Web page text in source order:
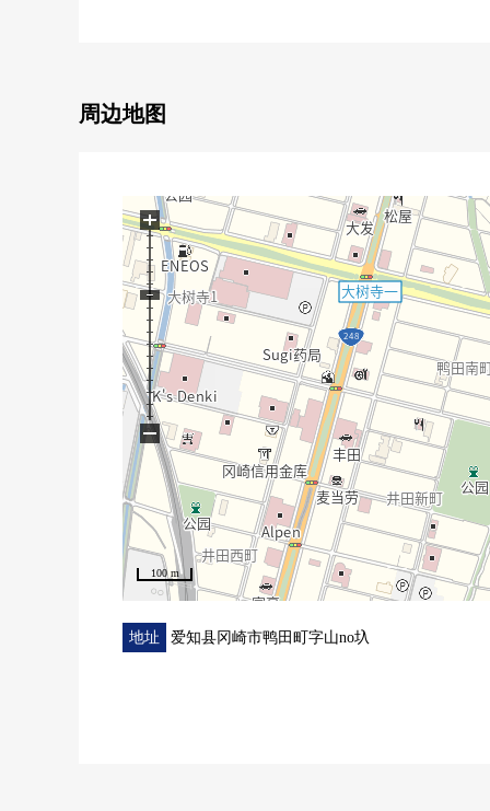
周边地图
100 m
+
−
地址 爱知县冈崎市鸭田町字山no圦